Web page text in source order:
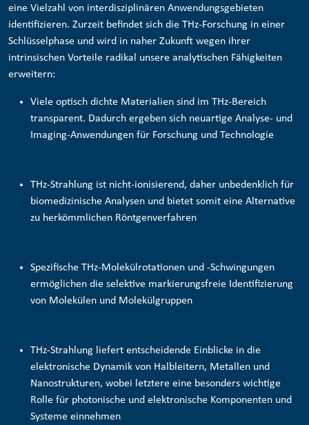
eine Vielzahl von interdisziplinären Anwendungsgebieten
identifizieren. Zurzeit befindet sich die THz-Forschung in einer
Schlüsselphase und wird in naher Zukunft wegen ihrer
intrinsischen Vorteile radikal unsere analytischen Fähigkeiten
erweitern:
Viele optisch dichte Materialien sind im THz-Bereich
transparent. Dadurch ergeben sich neuartige Analyse- und
Imaging-Anwendungen für Forschung und Technologie
THz-Strahlung ist nicht-ionisierend, daher unbedenklich für
biomedizinische Analysen und bietet somit eine Alternative
zu herkömmlichen Röntgenverfahren
Spezifische THz-Molekülrotationen und -Schwingungen
ermöglichen die selektive markierungsfreie Identifizierung
von Molekülen und Molekülgruppen
THz-Strahlung liefert entscheidende Einblicke in die
elektronische Dynamik von Halbleitern, Metallen und
Nanostrukturen, wobei letztere eine besonders wichtige
Rolle für photonische und elektronische Komponenten und
Systeme einnehmen